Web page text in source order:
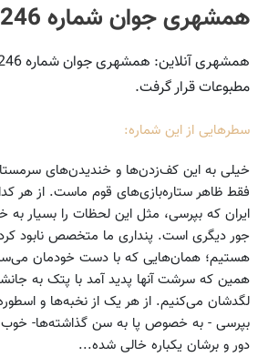
همشهری جوان شماره 246 منتشرشد
مطبوعات قرار گرفت.
سطرهایی از این شماره:
خیلی به این کف‌زدن‌ها و خندیدن‌های
فقط ظاهر ستاره‌‌بازی‌های قوم ماست. از هر
ایران که بپرسی، مثل این لحظات را بسیار به
جور دیگری است. پنداری ما متخصص نابود
هستیم؛ همان‌هایی که با دست خودمان
همین که سرشت آنها پدید آمد با پتک به
لگدشان می‌کنیم. از هر یک از نخبه‌ها و
بپرسی - به خصوص پا به سن گذاشته‌ها- خوب
دور و برشان یکباره خالی شده...